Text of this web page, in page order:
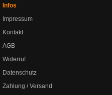
Infos
Impressum
Kontakt
AGB
Widerruf
Datenschutz
Zahlung / Versand